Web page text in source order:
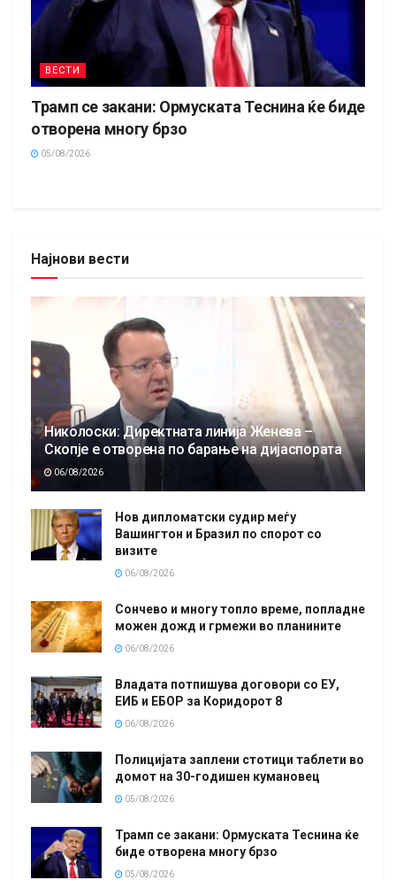
ВЕСТИ
Трамп се закани: Ормуската Теснина ќе биде
отворена многу брзо
05/08/2026
Најнови вести
Николоски: Директната линија Женева –
Скопје е отворена по барање на дијаспората
06/08/2026
Нов дипломатски судир меѓу
Вашингтон и Бразил по спорот со
визите
06/08/2026
Сончево и многу топло време, попладне
можен дожд и грмежи во планините
06/08/2026
Владата потпишува договори со ЕУ,
ЕИБ и ЕБОР за Коридорот 8
06/08/2026
Полицијата заплени стотици таблети во
домот на 30-годишен кумановец
05/08/2026
Трамп се закани: Ормуската Теснина ќе
биде отворена многу брзо
05/08/2026